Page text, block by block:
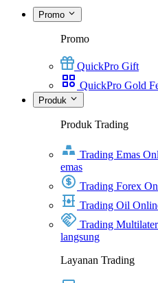
Promo
Promo
QuickPro Gift
QuickPro Gold
Produk
Produk Trading
Trading Emas
emas
Trading Forex
Trading Oil
Trading
langsung
Layanan Trading